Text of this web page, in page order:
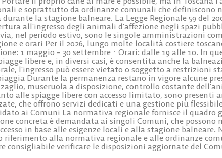
e soprattutto da ordinanze comunali che
la stagione balneare. La Legge Regionale 59 del
all’ingresso degli animali d’affezione negli spazi
nel periodo estivo, sono le singole amministrazioni
e orari Per il 2026, lungo molte località costiere
1 maggio – 30 settembre · Orari: dalle 19 alle 10. In
libere e, in diversi casi, è consentita anche la
l’ingresso può essere vietato o soggetto a restrizioni
Durante la permanenza restano in vigore alcune
museruola a disposizione, controllo costante
alle spiagge libere con accesso limitato, sono presenti
che offrono servizi dedicati e una gestione più
ai Comuni La normativa regionale fornisce il quadro
concreta è demandata ai singoli Comuni, che possono
in base alle esigenze locali e alla stagione
riferimento alla normativa regionale e alle ordinanze
consigliabile verificare le disposizioni aggiornate del